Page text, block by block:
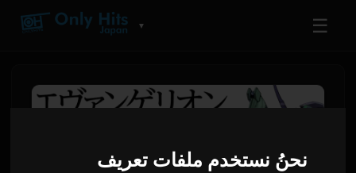
نحنُ نستخدم ملفات تعريف
▼ ☰